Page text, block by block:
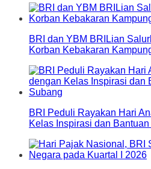
BRI dan YBM BRILian
Korban Kebakaran
BRI Peduli Rayakan Hari
Kelas Inspirasi dan